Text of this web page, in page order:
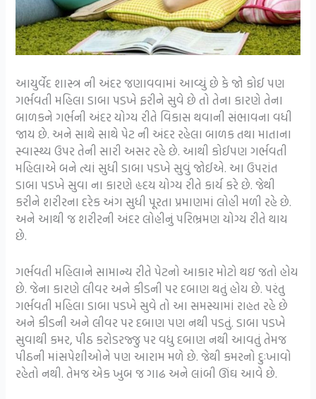
આયુર્વેદ શાસ્ત્ર ની અંદર જણાવવામાં આવ્યું છે કે જો કોઈ પણ
ગર્ભવતી મહિલા ડાબા પડખે ફરીને સુવે છે તો તેના કારણે તેના
બાળકને ગર્ભની અંદર યોગ્ય રીતે વિકાસ થવાની સંભાવના વધી
જાય છે. અને સાથે સાથે પેટ ની અંદર રહેલા બાળક તથા માતાના
સ્વાસ્થ્ય ઉપર તેની સારી અસર રહે છે. આથી કોઈપણ ગર્ભવતી
મહિલાએ બને ત્યાં સુધી ડાબા પડખે સુવું જોઈએ. આ ઉપરાંત
ડાબા પડખે સુવા ના કારણે હૃદય યોગ્ય રીતે કાર્ય કરે છે. જેથી
કરીને શરીરના દરેક અંગ સુધી પૂરતા પ્રમાણમાં લોહી મળી રહે છે.
અને આથી જ શરીરની અંદર લોહીનું પરિભ્રમણ યોગ્ય રીતે થાય
છે.
ગર્ભવતી મહિલાને સામાન્ય રીતે પેટનો આકાર મોટો થઇ જતો હોય
છે. જેના કારણે લીવર અને કીડની પર દબાણ થતું હોય છે. પરંતુ
ગર્ભવતી મહિલા ડાબા પડખે સુવે તો આ સમસ્યામાં રાહત રહે છે
અને કીડની અને લીવર પર દબાણ પણ નથી પડતું. ડાબા પડખે
સુવાથી કમર, પીઠ કરોડરજ્જુ પર વધુ દબાણ નથી આવતું તેમજ
પીઠની માંસપેશીઓને પણ આરામ મળે છે. જેથી કમરનો દુઃખાવો
રહેતો નથી. તેમજ એક ખુબ જ ગાઢ અને લાંબી ઊંઘ આવે છે.